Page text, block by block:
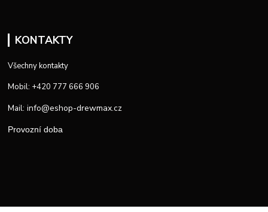
KONTAKTY
Všechny kontakty
Mobil: +420 777 666 906
Mail: info@eshop-drewmax.cz
Provozní doba